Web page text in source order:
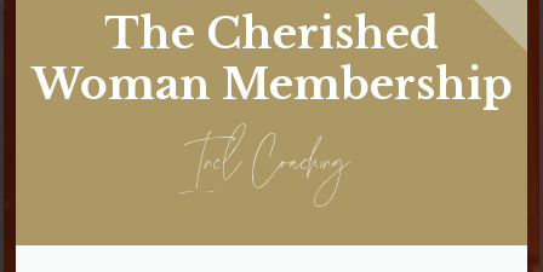
The Cherished
Woman Membership
Incl Coaching